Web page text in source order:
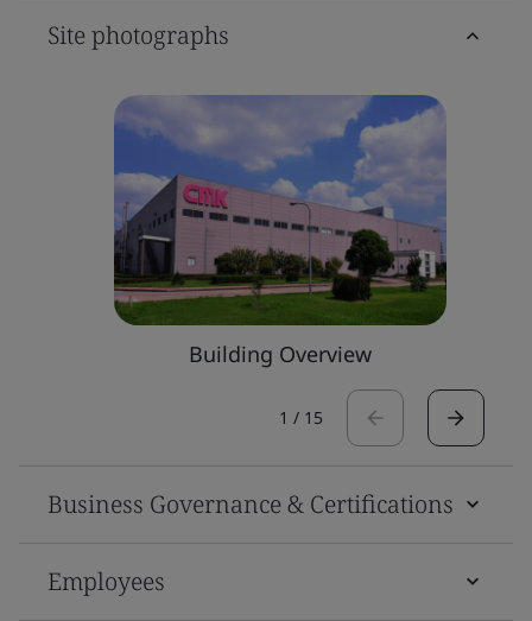
Site photographs
Building Overview
1 / 15
Business Governance & Certifications
Employees